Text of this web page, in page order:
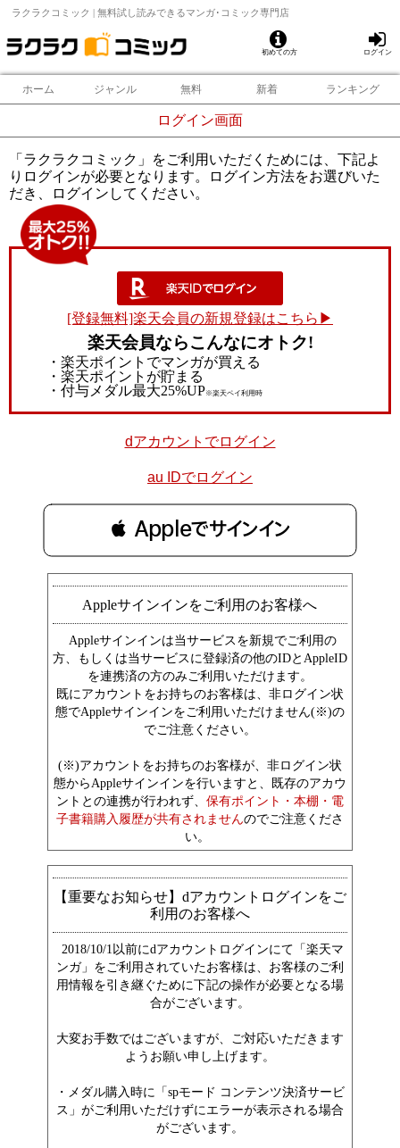
ラクラクコミック | 無料試し読みできるマンガ･コミック専門店
初めての方 ログイン
ホーム ジャンル 無料 新着 ランキング
ログイン画面
「ラクラクコミック」をご利用いただくためには、下記よ
りログインが必要となります。ログイン方法をお選びいた
だき、ログインしてください。
[登録無料]楽天会員の新規登録はこちら▶
楽天会員ならこんなにオトク!
・楽天ポイントでマンガが買える
・楽天ポイントが貯まる
・付与メダル最大25%UP※楽天ペイ利用時
dアカウントでログイン
au IDでログイン
 Appleでサインイン
Appleサインインをご利用のお客様へ
Appleサインインは当サービスを新規でご利用の
方、もしくは当サービスに登録済の他のIDとAppleID
を連携済の方のみご利用いただけます。
既にアカウントをお持ちのお客様は、非ログイン状
態でAppleサインインをご利用いただけません(※)の
でご注意ください。
(※)アカウントをお持ちのお客様が、非ログイン状
態からAppleサインインを行いますと、既存のアカウ
ントとの連携が行われず、 保有ポイント・本棚・電
子書籍購入履歴が共有されませんのでご注意くださ
い。
【重要なお知らせ】dアカウントログインをご
利用のお客様へ
2018/10/1以前にdアカウントログインにて「楽天マ
ンガ」をご利用されていたお客様は、お客様のご利
用情報を引き継ぐために下記の操作が必要となる場
合がございます。
大変お手数ではございますが、ご対応いただきます
ようお願い申し上げます。
・メダル購入時に「spモード コンテンツ決済サービ
ス」がご利用いただけずにエラーが表示される場合
がございます。